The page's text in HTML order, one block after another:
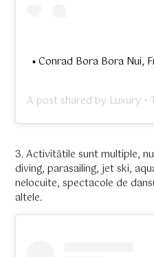
▪ Conrad Bora Bora Nui,
A post shared by Luxury •
3. Activitătile sunt multiple,
diving, parasailing, jet ski,
nelocuite, spectacole de
altele.